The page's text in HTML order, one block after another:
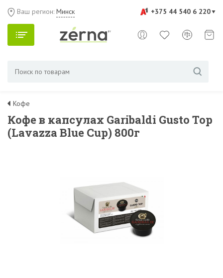
+375 44 540 6 220
Ваш регион: Минск
Кофе
Кофе в капсулах Garibaldi Gusto Top
(Lavazza Blue Cup) 800г